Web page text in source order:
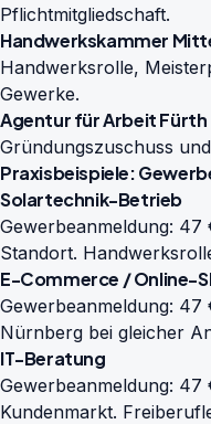
Pflichtmitgliedschaft.
Handwerkskammer
Handwerksrolle,
Gewerke.
Agentur für Arbeit Fürth
Gründungszuschuss
Praxisbeispiele:
Solartechnik-Betrieb
Gewerbeanmeldung: 47
Standort.
E-Commerce / Online-
Gewerbeanmeldung: 47
Nürnberg bei gleicher
IT-Beratung
Gewerbeanmeldung:
Kundenmarkt.